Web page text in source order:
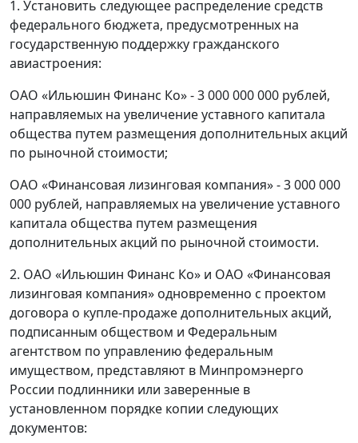
1. Установить следующее распределение средств
федерального бюджета, предусмотренных на
государственную поддержку гражданского
авиастроения:
ОАО «Ильюшин Финанс Ко» - 3 000 000 000 рублей,
направляемых на увеличение уставного капитала
общества путем размещения дополнительных акций
по рыночной стоимости;
ОАО «Финансовая лизинговая компания» - 3 000 000
000 рублей, направляемых на увеличение уставного
капитала общества путем размещения
дополнительных акций по рыночной стоимости.
2. ОАО «Ильюшин Финанс Ко» и ОАО «Финансовая
лизинговая компания» одновременно с проектом
договора о купле-продаже дополнительных акций,
подписанным обществом и Федеральным
агентством по управлению федеральным
имуществом, представляют в Минпромэнерго
России подлинники или заверенные в
установленном порядке копии следующих
документов: